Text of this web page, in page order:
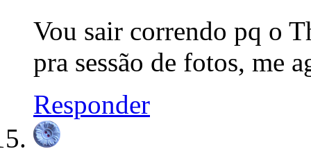
Vou sair correndo pq o
pra sessão de fotos,
Responder